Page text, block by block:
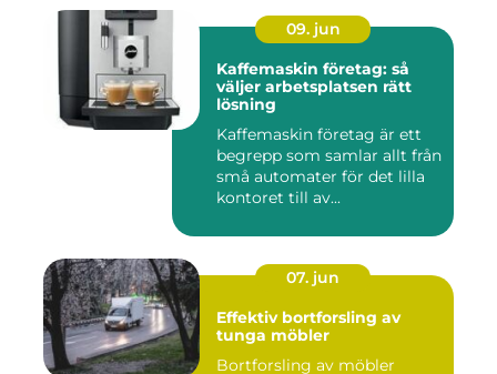
09. jun
Kaffemaskin företag: så
väljer arbetsplatsen rätt
lösning
Kaffemaskin företag är ett
begrepp som samlar allt från
små automater för det lilla
kontoret till av...
07. jun
Effektiv bortforsling av
tunga möbler
Bortforsling av möbler